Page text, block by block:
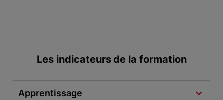
Les indicateurs de la formation
Apprentissage